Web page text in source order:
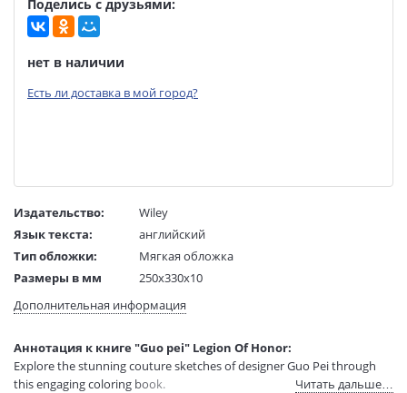
Поделись с друзьями:
нет в наличии
Есть ли доставка в мой город?
Издательство:
Wiley
Язык текста:
английский
Тип обложки:
Мягкая обложка
Размеры в мм
250x330x10
Вес:
1 гр.
Код товара:
50085950
Артикул:
15642717
Дополнительная информация
Аннотация к книге "Guo pei" Legion Of Honor:
Explore the stunning couture sketches of designer Guo Pei through
this engaging coloring book.
Читать дальше…